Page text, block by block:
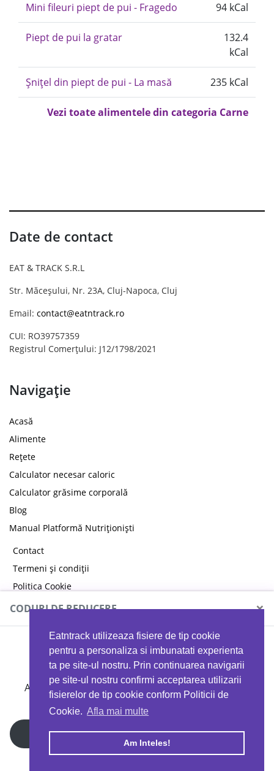
Eatntrack utilizeaza fisiere de tip cookie
pentru a personaliza si imbunatati experienta
ta pe site-ul nostru. Prin continuarea navigarii
pe site-ul nostru confirmi acceptarea utilizarii
fisierelor de tip cookie conform Politicii de
Cookie. Afla mai multe
Am Inteles!
Mini fileuri piept de pui - Fragedo 94 kCal
Piept de pui la gratar
132.4
kCal
Șnițel din piept de pui - La masă 235 kCal
Vezi toate alimentele din categoria Carne
Date de contact
EAT & TRACK S.R.L
Str. Măceșului, Nr. 23A, Cluj-Napoca, Cluj
Email: contact@eatntrack.ro
CUI: RO39757359
Registrul Comerțului: J12/1798/2021
Navigație
Acasă
Alimente
Rețete
Calculator necesar caloric
Calculator grăsime corporală
Blog
Manual Platformă Nutriționiști
Contact
Termeni și condiții
Politica Cookie
Politica de confidențialitate
Copyright © 2026 EAT & TRACK S.R.L
CODURI DE REDUCERE ×
MYPROTEIN
Ai 40%reducere la orice comandă folosind codul
EATTRACK
Profită acum